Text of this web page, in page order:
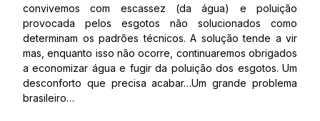
convivemos com escassez (da água) e poluição
provocada pelos esgotos não solucionados como
determinam os padrões técnicos. A solução tende a vir
mas, enquanto isso não ocorre, continuaremos obrigados
a economizar água e fugir da poluição dos esgotos. Um
desconforto que precisa acabar…Um grande problema
brasileiro…